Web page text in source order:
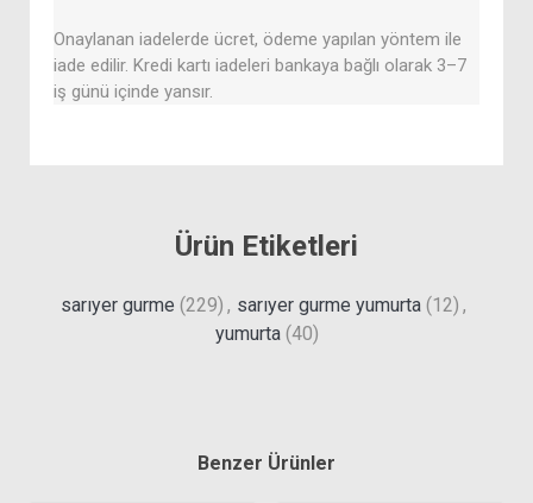
Onaylanan iadelerde ücret, ödeme yapılan yöntem ile
iade edilir. Kredi kartı iadeleri bankaya bağlı olarak 3–7
iş günü içinde yansır.
Ürün Etiketleri
sarıyer gurme (229) , sarıyer gurme yumurta (12) ,
yumurta (40)
Benzer Ürünler